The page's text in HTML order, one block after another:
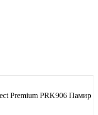
Premium PRK906 Памир